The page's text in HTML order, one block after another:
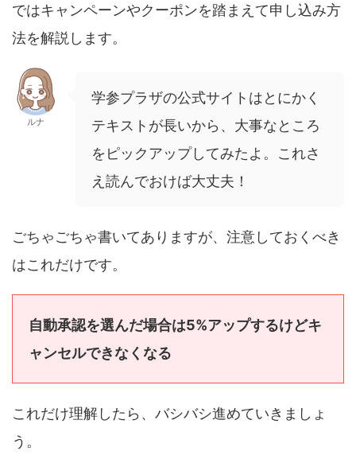
ではキャンペーンやクーポンを踏まえて申し込み方
法を解説します。
ルナ
学参プラザの公式サイトはとにかく
テキストが長いから、大事なところ
をピックアップしてみたよ。これさ
え読んでおけば大丈夫！
ごちゃごちゃ書いてありますが、注意しておくべき
はこれだけです。
自動承認を選んだ場合は5%アップするけどキ
ャンセルできなくなる
これだけ理解したら、バシバシ進めていきましょ
う。